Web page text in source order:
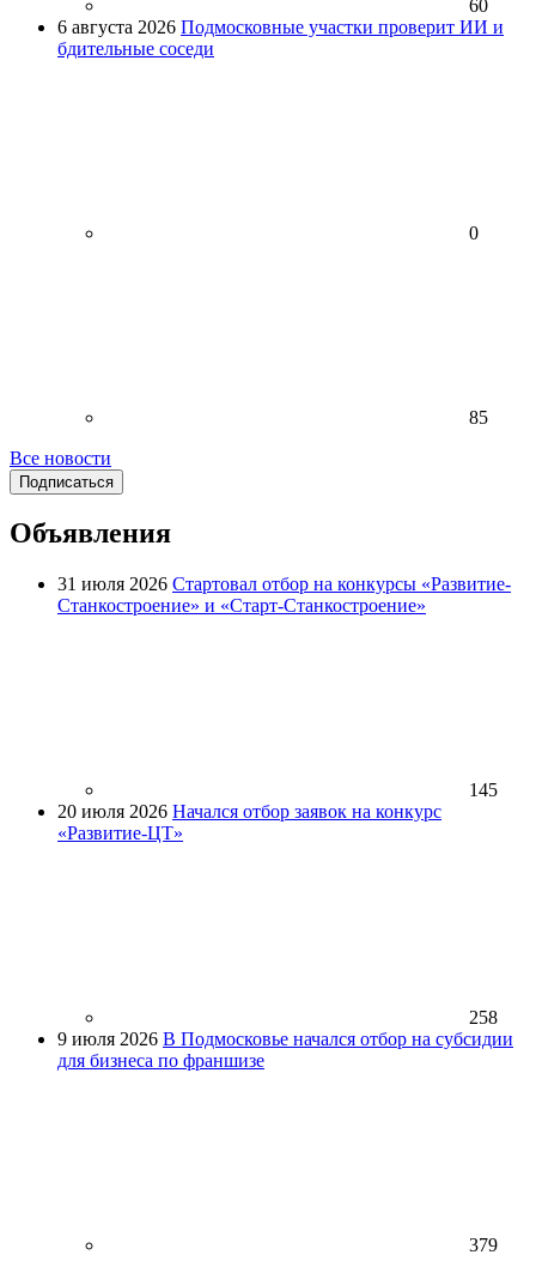
60
6 августа 2026 Подмосковные участки проверит ИИ и
бдительные соседи
0
85
Все новости
Подписаться
Объявления
31 июля 2026 Стартовал отбор на конкурсы «Развитие-
Станкостроение» и «Старт-Станкостроение»
145
20 июля 2026 Начался отбор заявок на конкурс
«Развитие-ЦТ»
258
9 июля 2026 В Подмосковье начался отбор на субсидии
для бизнеса по франшизе
379